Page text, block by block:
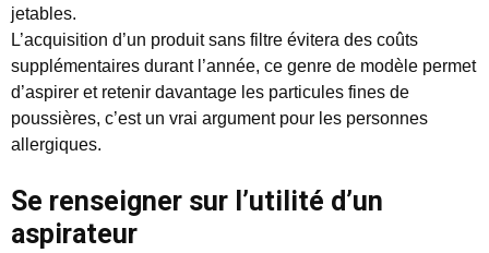
jetables.
L’acquisition d’un produit sans filtre évitera des coûts
supplémentaires durant l’année, ce genre de modèle permet
d’aspirer et retenir davantage les particules fines de
poussières, c’est un vrai argument pour les personnes
allergiques.
Se renseigner sur l’utilité d’un
aspirateur